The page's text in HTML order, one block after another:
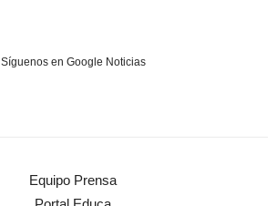
Síguenos en Google Noticias
Equipo Prensa